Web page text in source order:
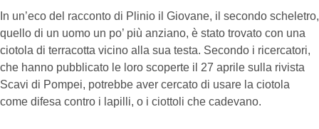
In un’eco del racconto di Plinio il Giovane, il secondo scheletro,
quello di un uomo un po’ più anziano, è stato trovato con una
ciotola di terracotta vicino alla sua testa. Secondo i ricercatori,
che hanno pubblicato le loro scoperte il 27 aprile sulla rivista
Scavi di Pompei, potrebbe aver cercato di usare la ciotola
come difesa contro i lapilli, o i ciottoli che cadevano.